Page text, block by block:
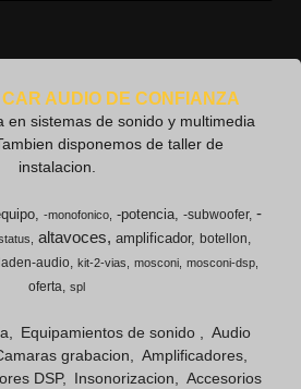
AUDIO DE CONFIANZA
en sistemas de sonido y multimedia
disponemos de taller de
instalacion.
-monofonico -potencia -subwoofer -
altavoces amplificador
botellon
audio kit-2-vias mosconi mosconi-dsp
oferta spl
Equipamientos de sonido
Audio
grabacion
Amplificadores
DSP Insonorizacion
Accesorios